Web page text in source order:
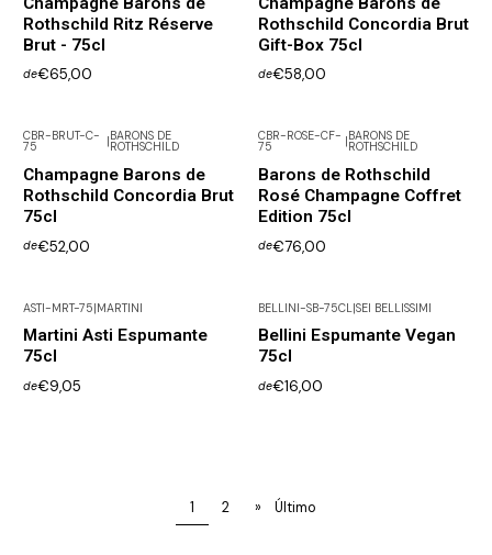
Rothschild Ritz Réserve
Brut - 75cl
de€65,00
Rothschild Concordia Brut
Gift-Box 75cl
de€58,00
CBR-BRUT-C-
75
BARONS DE
ROTHSCHILD
Champagne Barons de
Rothschild Concordia Brut
75cl
de€52,00
CBR-ROSE-CF-
75
BARONS DE
ROTHSCHILD
Barons de Rothschild
Rosé Champagne Coffret
Edition 75cl
de€76,00
ASTI-MRT-75|MARTINI
Martini Asti Espumante
75cl
de€9,05
BELLINI-SB-75CL |SEI BELLISSIMI
Bellini Espumante Vegan
75cl
de€16,00
1 2 » Último